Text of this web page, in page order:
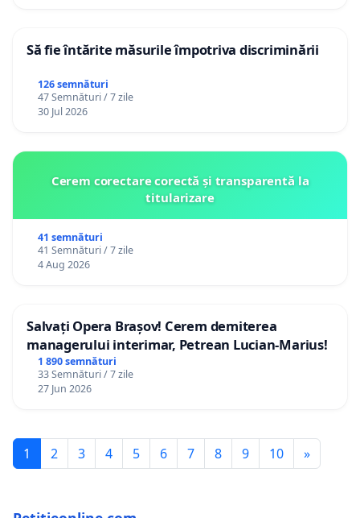
Să fie întărite măsurile împotriva discriminării
126 semnături
47 Semnături / 7 zile
30 Jul 2026
Cerem corectare corectă și transparentă la
titularizare
41 semnături
41 Semnături / 7 zile
4 Aug 2026
Salvați Opera Brașov! Cerem demiterea
managerului interimar, Petrean Lucian-Marius!
1 890 semnături
33 Semnături / 7 zile
27 Jun 2026
1 2 3 4 5 6 7 8 9 10 »